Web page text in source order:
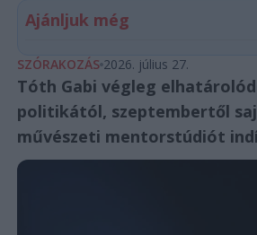
Ajánljuk még
SZÓRAKOZÁS 2026. július 27.
Tóth Gabi végleg
politikától, szeptembertől
művészeti mentorstúdiót